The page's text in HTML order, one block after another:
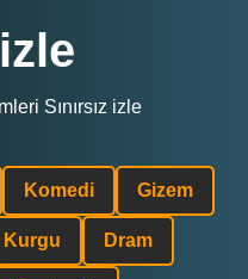
Sınırsız izle
Komedi Gizem
Kurgu Dram